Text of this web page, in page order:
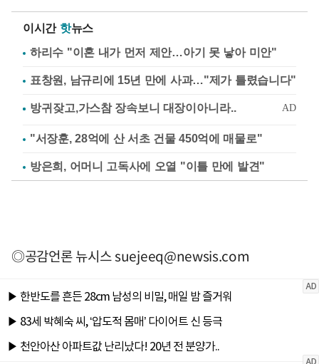
이시간 핫뉴스
하리수 "이혼 내가 먼저 제안…아기 못 낳아 미안"
표창원, 남규리에 15년 만에 사과…"제가 틀렸습니다"
"서장훈, 28억에 산 서초 건물 450억에 매물로"
방은희, 어머니 고독사에 오열 "이틀 만에 발견"
◎공감언론 뉴시스suejeeq@newsis.com